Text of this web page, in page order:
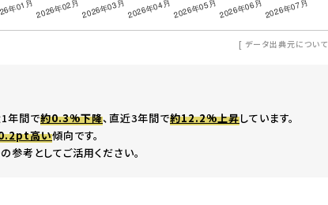
[ データ出典元について
年間で約0.3%下降、直近3年間で約12.2%上昇しています。
高い傾向です。
考としてご活用ください。